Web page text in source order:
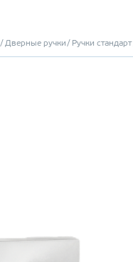
Дверные ручки Ручки стандарт